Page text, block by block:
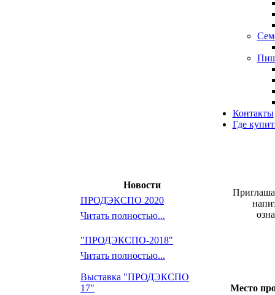
Контакты
Где
Новости
ПРОДЭКСПО 2020
Читать полностью...
"ПРОДЭКСПО-2018"
Читать полностью...
Выставка "ПРОДЭКСПО
17"
Место